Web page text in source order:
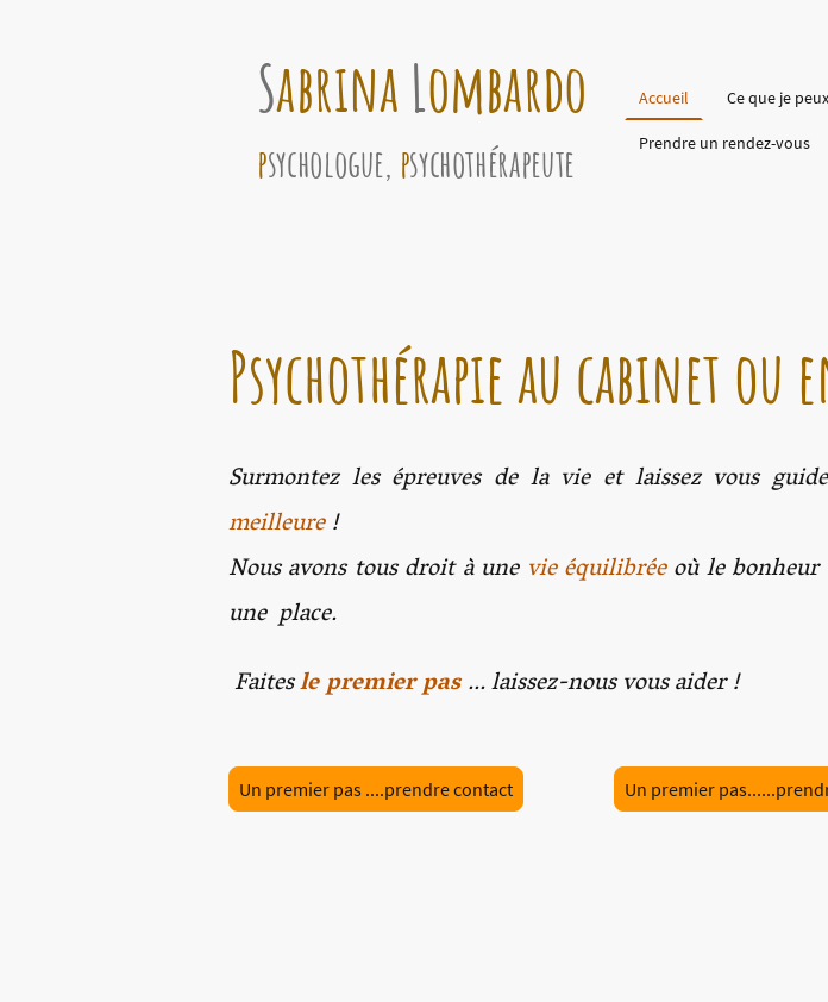
Sabrina Lombardo
psychologue, psychothérapeute
Accueil Ce que je
Prendre un rendez-vous
Psychothérapie au cabinet ou
Surmontez les épreuves de la vie et laissez vous
meilleure!
Nous avons tous droit à une vie équilibréeoù le bonheur
une place.
Faitesle premier pas... laissez-nous vous aider !
Un premier pas ....prendre contact Un premier